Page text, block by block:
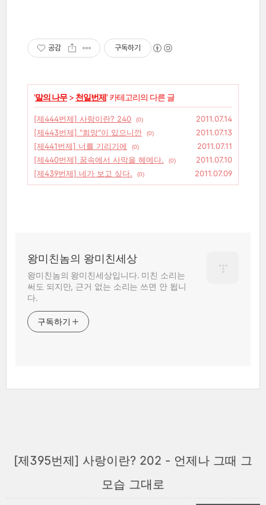
공감 구독하기
'말의 나무> 천일번제' 카테고리의 다른 글
[제444번제] 사랑이란? 240 (0)
2011.07.14
[제443번제] "희망"이 있으니깐
(0)
2011.07.13
[제441번제] 너를 기리기에
(0)
2011.07.11
[제440번제] 꿈속에서 사막을 헤메다.
(0)
2011.07.10
[제439번제] 네가 보고 싶다.
(0) 2011.07.09
왕미친놈의 왕미친세상
왕미친놈의 왕미친세상입니다. 미친 소리는
써도 되지만, 근거 없는 소리는 쓰면 안 됩니
다.
구독하기
[제395번제] 사랑이란? 202 - 언제나 그때 그
모습 그대로